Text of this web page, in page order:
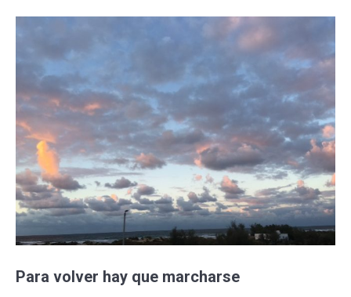
Para volver hay que marcharse